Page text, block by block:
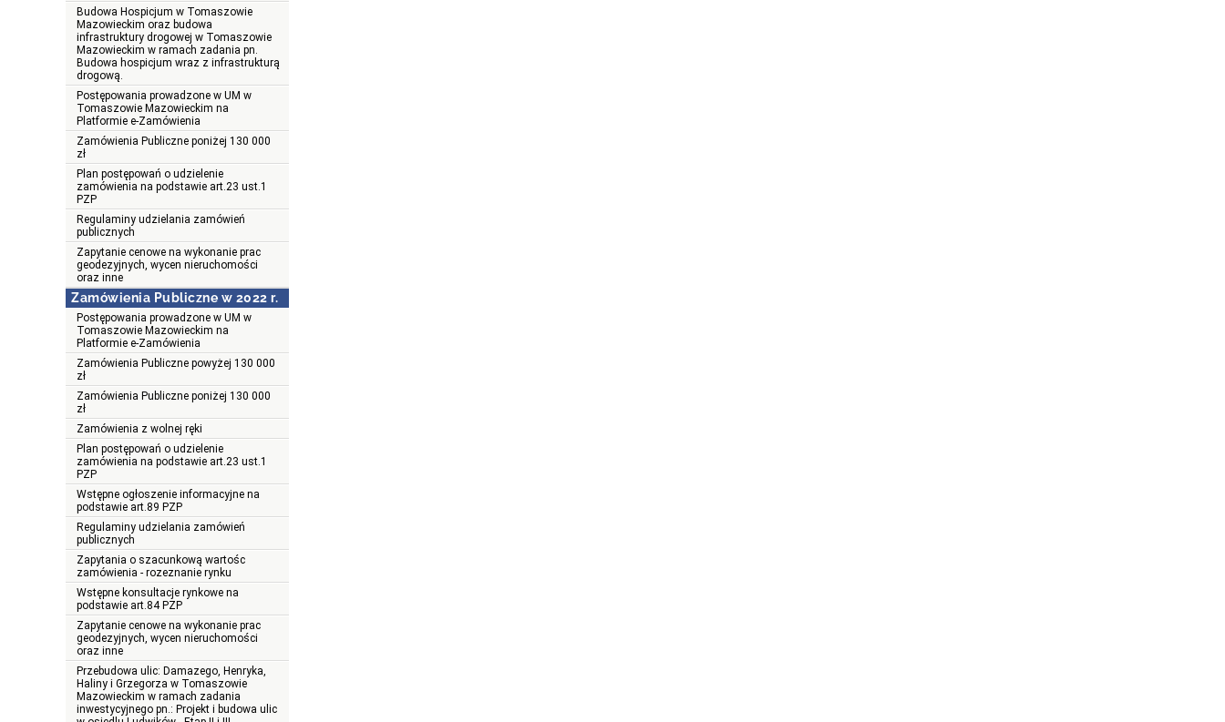
Budowa Hospicjum w Tomaszowie
Mazowieckim oraz budowa
infrastruktury drogowej w Tomaszowie
Mazowieckim w ramach zadania pn.
Budowa hospicjum wraz z infrastrukturą
drogową.
Postępowania prowadzone w UM w
Tomaszowie Mazowieckim na
Platformie e-Zamówienia
Zamówienia Publiczne poniżej 130 000
zł
Plan postępowań o udzielenie
zamówienia na podstawie art.23 ust.1
PZP
Regulaminy udzielania zamówień
publicznych
Zapytanie cenowe na wykonanie prac
geodezyjnych, wycen nieruchomości
oraz inne
Zamówienia Publiczne w 2022 r.
Postępowania prowadzone w UM w
Tomaszowie Mazowieckim na
Platformie e-Zamówienia
Zamówienia Publiczne powyżej 130 000
zł
Zamówienia Publiczne poniżej 130 000
zł
Zamówienia z wolnej ręki
Plan postępowań o udzielenie
zamówienia na podstawie art.23 ust.1
PZP
Wstępne ogłoszenie informacyjne na
podstawie art.89 PZP
Regulaminy udzielania zamówień
publicznych
Zapytania o szacunkową wartośc
zamówienia - rozeznanie rynku
Wstępne konsultacje rynkowe na
podstawie art.84 PZP
Zapytanie cenowe na wykonanie prac
geodezyjnych, wycen nieruchomości
oraz inne
Przebudowa ulic: Damazego, Henryka,
Haliny i Grzegorza w Tomaszowie
Mazowieckim w ramach zadania
inwestycyjnego pn.: Projekt i budowa ulic